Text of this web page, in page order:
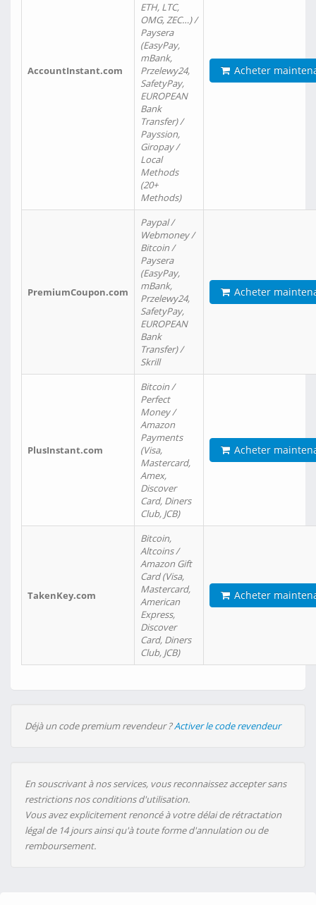
AccountInstant.com
ETH, LTC,
OMG, ZEC…) /
Paysera
(EasyPay,
mBank,
Przelewy24,
SafetyPay,
EUROPEAN
Bank
Transfer) /
Payssion,
Giropay /
Local
Methods
(20+
Methods)
Acheter
PremiumCoupon.com
Paypal /
Webmoney /
Bitcoin /
Paysera
(EasyPay,
mBank,
Przelewy24,
SafetyPay,
EUROPEAN
Bank
Transfer) /
Skrill
Acheter
PlusInstant.com
Bitcoin /
Perfect
Money /
Amazon
Payments
(Visa,
Mastercard,
Amex,
Discover
Card, Diners
Club, JCB)
Acheter
TakenKey.com
Bitcoin,
Altcoins /
Amazon Gift
Card (Visa,
Mastercard,
American
Express,
Discover
Card, Diners
Club, JCB)
Acheter
Déjà un code premium revendeur ?Activer le code revendeur
En souscrivant à nos services, vous reconnaissez accepter sans
restrictions nos conditions d'utilisation.
Vous avez explicitement renoncé à votre délai de rétractation
légal de 14 jours ainsi qu'à toute forme d'annulation ou de
remboursement.